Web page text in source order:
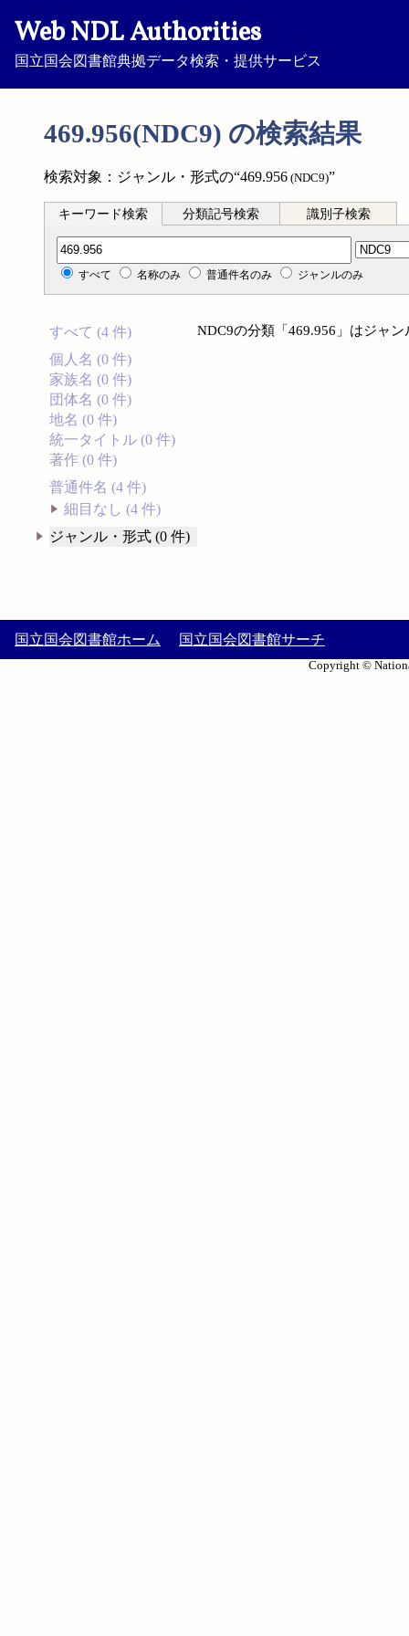
Web NDL Authorities
国立国会図書館典拠データ検索・提供サービス
469.956(NDC9) の検索結果
検索対象：ジャンル・形式の“469.956 (NDC9)”
キーワード検索 分類記号検索 識別子検索
分類記号検索
すべて 名称のみ 普通件名のみ ジャンルのみ
すべて (4 件)
個人名 (0 件)
家族名 (0 件)
団体名 (0 件)
地名 (0 件)
統一タイトル (0 件)
著作 (0 件)
普通件名 (4 件)
細目なし (4 件)
ジャンル・形式 (0 件)
NDC9の分類「469.956」はジャ
国立国会図書館ホーム 国立国会図書館サーチ
Copyright ©